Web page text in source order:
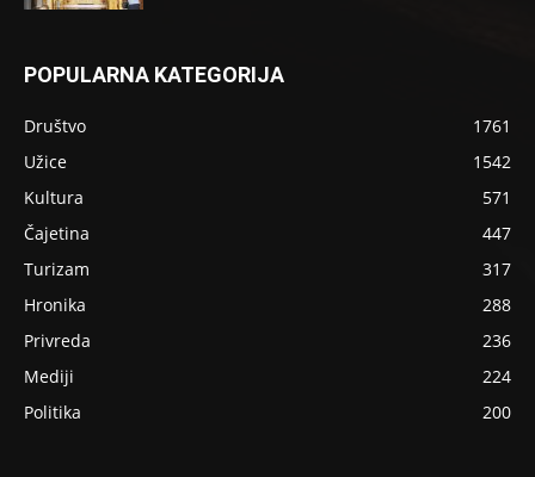
POPULARNA KATEGORIJA
Društvo
1761
Užice
1542
Kultura
571
Čajetina
447
Turizam
317
Hronika
288
Privreda
236
Mediji
224
Politika
200